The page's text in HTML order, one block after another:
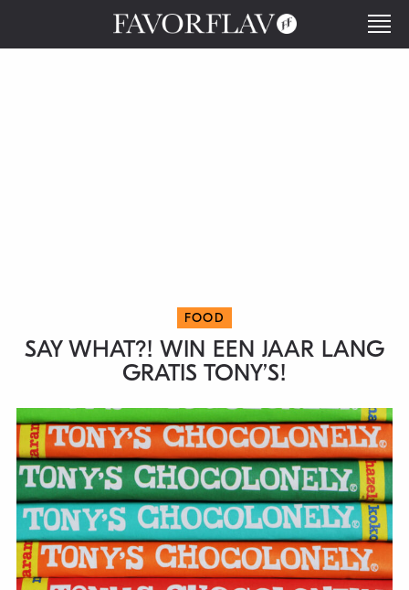
FOOD
SAY WHAT?! WIN EEN JAAR LANG
GRATIS TONY’S!